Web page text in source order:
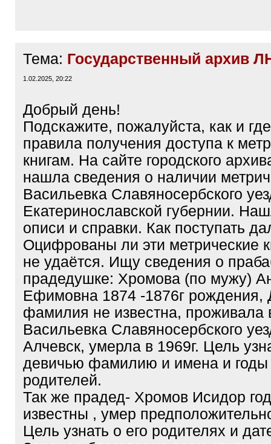
Тема: Государственный архив
1.02.2025, 20:22
Добрый день!
Подскажите, пожалуйста, как и
правила получения доступа к
книгам. На сайте городского
нашла сведения о наличии
Васильевка Славяносербского
Екатеринославской губернии.
описи и справки. Как поступать
Оцифрованы ли эти метрические
не удаётся. Ищу сведения о
прадедушке: Хромова (по мужу)
Ефимовна 1874 -1876г рождения,
фамилия не известна, проживала
Васильевка Славяносербского
Алчевск, умерла в 1969г. Цель
девичью фамилию и имена и годы
родителей.
Так же прадед- Хромов Исидор
известны , умер
Цель узнать о его родителях и